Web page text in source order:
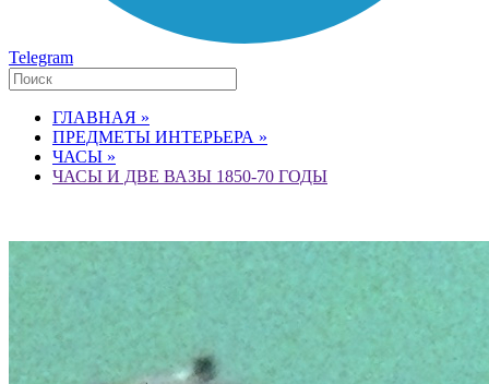
Telegram
ГЛАВНАЯ »
ПРЕДМЕТЫ ИНТЕРЬЕРА »
ЧАСЫ »
ЧАСЫ И ДВЕ ВАЗЫ 1850-70 ГОДЫ